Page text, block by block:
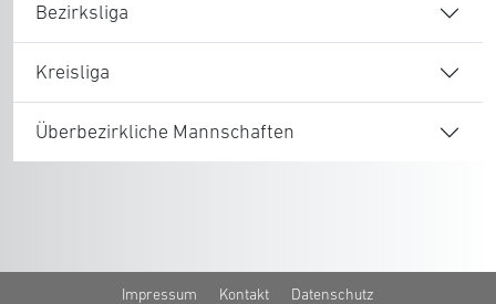
Bezirksliga
Kreisliga
Überbezirkliche Mannschaften
Impressum Kontakt Datenschutz